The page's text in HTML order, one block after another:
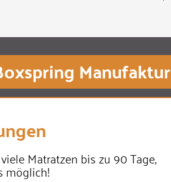
Manufaktur
Matratzen bis zu 90 Tage,
möglich!